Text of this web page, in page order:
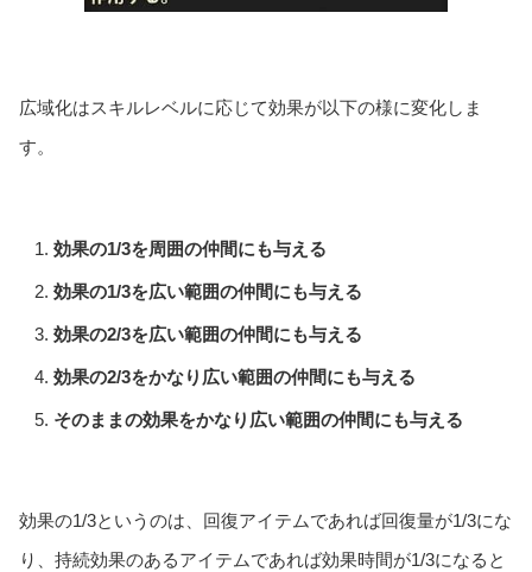
広域化はスキルレベルに応じて効果が以下の様に変化しま
す。
効果の1/3を周囲の仲間にも与える
効果の1/3を広い範囲の仲間にも与える
効果の2/3を広い範囲の仲間にも与える
効果の2/3をかなり広い範囲の仲間にも与える
そのままの効果をかなり広い範囲の仲間にも与える
効果の1/3というのは、回復アイテムであれば回復量が1/3にな
り、持続効果のあるアイテムであれば効果時間が1/3になると